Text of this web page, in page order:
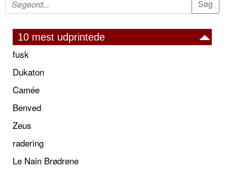
10 mest udprintede
fusk
Dukaton
Camée
Benved
Zeus
radering
Le Nain Brødrene